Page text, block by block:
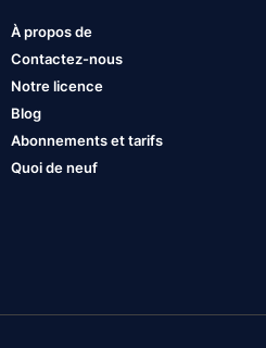
À propos de
Contactez-nous
Notre licence
Blog
Abonnements et tarifs
Quoi de neuf